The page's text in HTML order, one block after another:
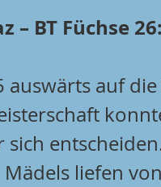
– BT Füchse
auswärts auf
liefen